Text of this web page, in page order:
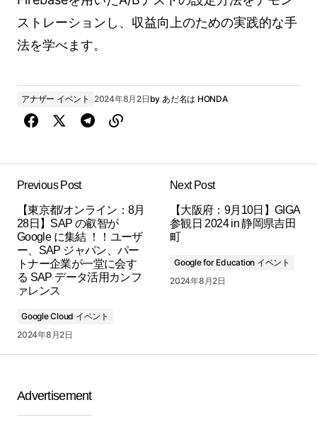
ストレーションし、収益向上のための実践的な手
法を学べます。
アナザー イベント 2024年8月2日 by あだ名は HONDA
Previous Post
【東京都/オンライン：8月
28日】SAP の叡智が
Google に集結 ！！ユーザ
ー、SAP ジャパン、パー
トナー企業が一堂に会す
る SAP データ活用カンフ
ァレンス
Google Cloud イベント
2024年8月2日
Next Post
【大阪府：9月10日】GIGA
参観日 2024 in 静岡県吉田
町
Google for Education イベント
2024年8月2日
Advertisement